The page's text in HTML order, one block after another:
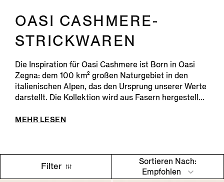
OASI CASHMERE-
STRICKWAREN
Die Inspiration für Oasi Cashmere ist Born in Oasi
Zegna: dem 100 km² großen Naturgebiet in den
italienischen Alpen, das den Ursprung unserer Werte
darstellt. Die Kollektion wird aus Fasern hergestell...
MEHR LESEN
Filter
Sortieren Nach:
Empfohlen